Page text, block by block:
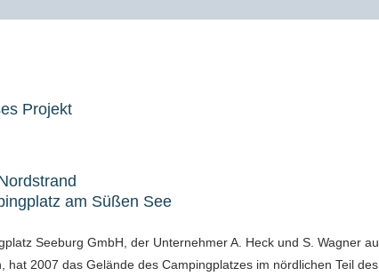
Projekt
am Süßen See
Seeburg GmbH, der Unternehmer A. Heck und S. Wagner
hat 2007 das Gelände des Campingplatzes im nördlichen Teil des